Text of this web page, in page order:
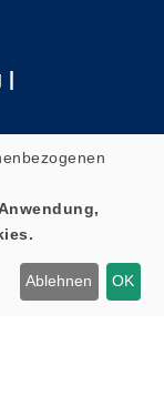
rpk.de
Ablehnen OK